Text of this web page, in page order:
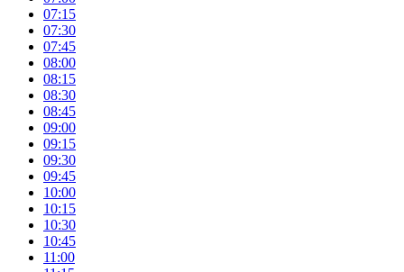
07:15
07:30
07:45
08:00
08:15
08:30
08:45
09:00
09:15
09:30
09:45
10:00
10:15
10:30
10:45
11:00